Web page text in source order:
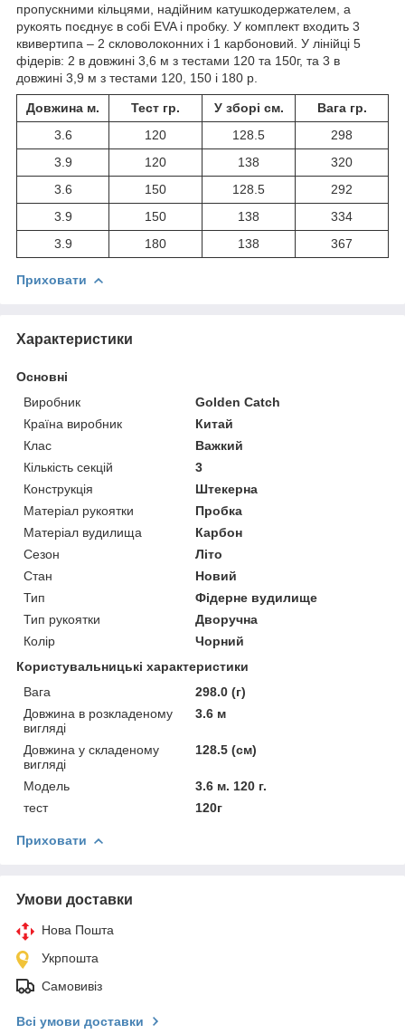
пропускними кільцями, надійним катушкодержателем, а
рукоять поєднує в собі EVA і пробку. У комплект входить 3
квивертипа – 2 скловолоконних і 1 карбоновий. У лінійці 5
фідерів: 2 в довжині 3,6 м з тестами 120 та 150г, та 3 в
довжині 3,9 м з тестами 120, 150 і 180 р.
Довжина м. Тест гр. У зборі см.
Вага гр.
3.6
120 128.5
298
3.9
120 138
320
3.6
150 128.5
292
3.9
150 138
334
3.9
180 138 367
Приховати
Характеристики
Основні
Виробник
Golden Catch
Країна виробник
Китай
Клас
Важкий
Кількість секцій
3
Конструкція
Штекерна
Матеріал рукоятки
Пробка
Матеріал вудилища
Карбон
Сезон
Літо
Стан
Новий
Тип
Фідерне вудилище
Тип рукоятки
Дворучна
Колір
Чорний
Користувальницькі характеристики
Вага
298.0 (г)
Довжина в розкладеному
вигляді
3.6 м
Довжина у складеному
вигляді
128.5 (см)
Мoдель
3.6 м. 120 г.
тест
120г
Приховати
Умови доставки
Нова Пошта
Укрпошта
Самовивіз
Всі умови доставки